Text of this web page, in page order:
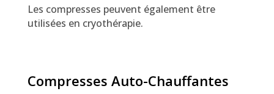
Les compresses peuvent également être
utilisées en cryothérapie.
Compresses Auto-Chauffantes